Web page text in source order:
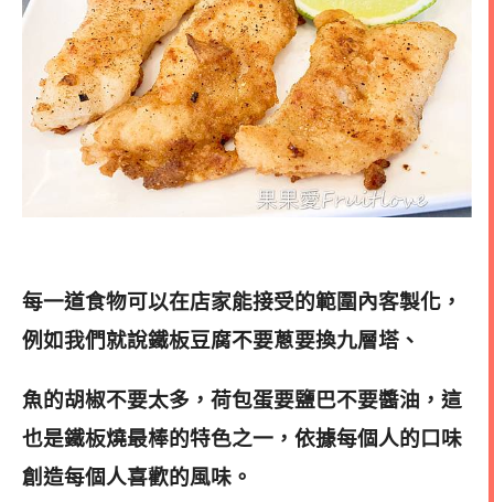
每一道食物可以在店家能接受的範圍內客製化，
例如我們就說鐵板豆腐不要蔥要換九層塔、
魚的胡椒不要太多，荷包蛋要鹽巴不要醬油，這
也是鐵板燒最棒的特色之一，依據每個人的口味
創造每個人喜歡的風味。